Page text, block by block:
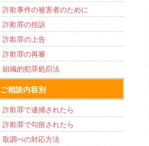
詐欺事件の被害者のために
詐欺罪の控訴
詐欺罪の上告
詐欺罪の再審
組織的犯罪処罰法
ご相談内容別
詐欺罪で逮捕されたら
詐欺罪で勾留されたら
取調べの対応方法